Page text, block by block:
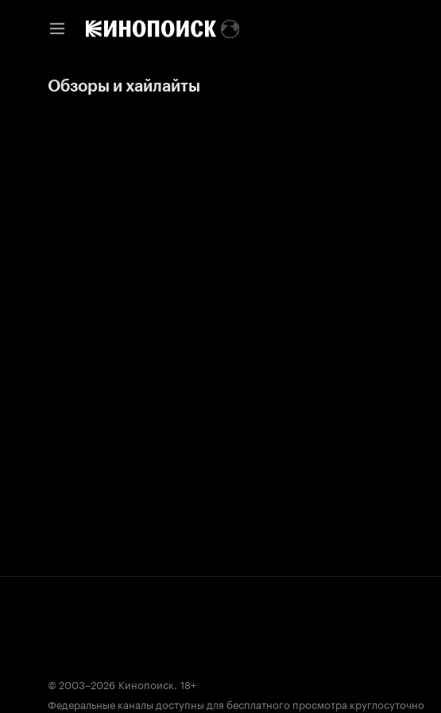
Обзоры и хайлайты
© 2003–2026 Кинопоиск. 18+
Федеральные каналы доступны для бесплатного просмотра круглосуточно